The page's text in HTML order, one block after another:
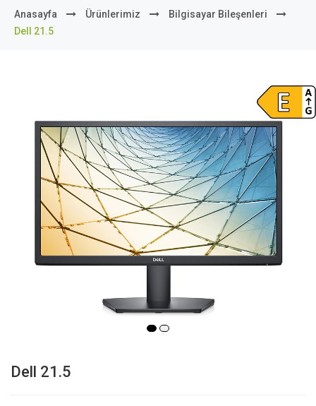
Anasayfa Ürünlerimiz
Bilgisayar Bileşenleri
Dell 21.5
Dell 21.5